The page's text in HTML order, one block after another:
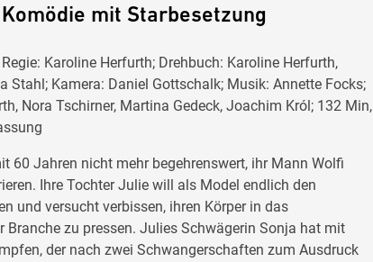
mit Starbesetzung
Karoline Herfurth; Drehbuch: Karoline Herfurth,
Stahl; Kamera: Daniel Gottschalk; Musik: Annette Focks;
Nora Tschirner, Martina Gedeck, Joachim Król; 132 Min,
60 Jahren nicht mehr begehrenswert, ihr Mann Wolfi
Ihre Tochter Julie will als Model endlich den
und versucht verbissen, ihren Körper in das
Branche zu pressen. Julies Schwägerin Sonja hat mit
der nach zwei Schwangerschaften zum Ausdruck